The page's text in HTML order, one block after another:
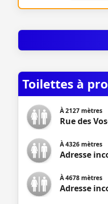
Toilettes à
À2127 mètres
Rue des
À4326 mètres
Adresse
À4678 mètres
Adresse